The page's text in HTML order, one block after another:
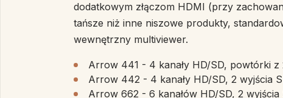
dodatkowym złączom HDMI (przy
tańsze niż inne niszowe produkty,
wewnętrzny multiviewer.
Arrow 441 - 4 kanały HD/SD, powtórki
Arrow 442 - 4 kanały HD/SD, 2 wyjścia
Arrow 662 - 6 kanałów HD/SD, 2